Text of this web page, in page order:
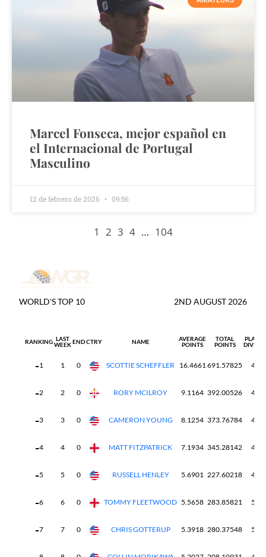
Marcel Fonseca, mejor español en
el Internacional de Portugal
Masculino
12 de febrero de 2026 09:56
1 2 3 4 … 104